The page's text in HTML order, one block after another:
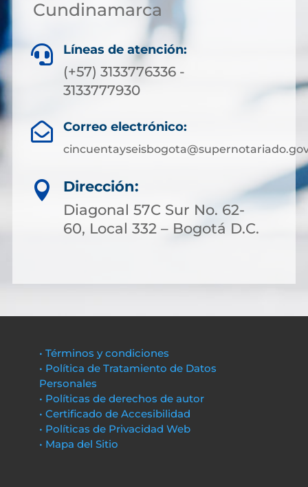
Cundinamarca
 Líneas de atención:
(+57) 3133776336 -
3133777930
 Correo electrónico:

Dirección:
Diagonal 57C Sur No. 62-
60, Local 332 – Bogotá D.C.
• Términos y condiciones
• Política de Tratamiento de Datos
Personales
• Políticas de derechos de autor
• Certificado de Accesibilidad
• Políticas de Privacidad Web
• Mapa del Sitio